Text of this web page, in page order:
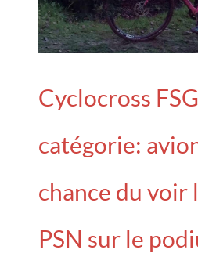
Cyclocross
catégorie:
chance du voir
PSN sur le